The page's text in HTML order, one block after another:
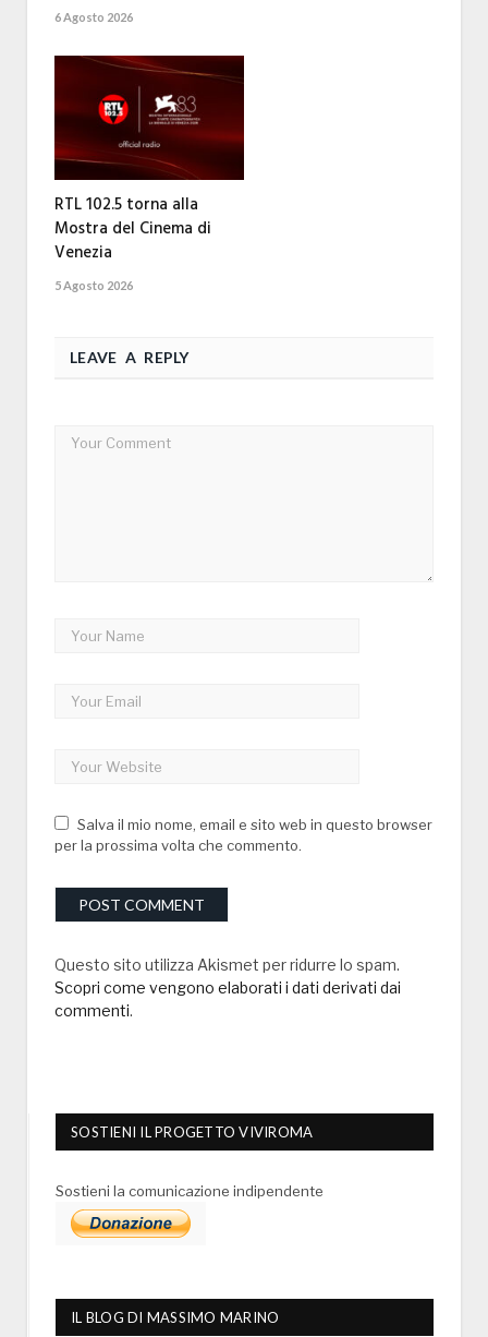
6 Agosto 2026
RTL 102.5 torna alla
Mostra del Cinema di
Venezia
5 Agosto 2026
LEAVE A REPLY
Salva il mio nome, email e sito web in questo browser
per la prossima volta che commento.
Questo sito utilizza Akismet per ridurre lo spam.
Scopri come vengono elaborati i dati derivati dai
commenti.
SOSTIENI IL PROGETTO VIVIROMA
Sostieni la comunicazione indipendente
IL BLOG DI MASSIMO MARINO